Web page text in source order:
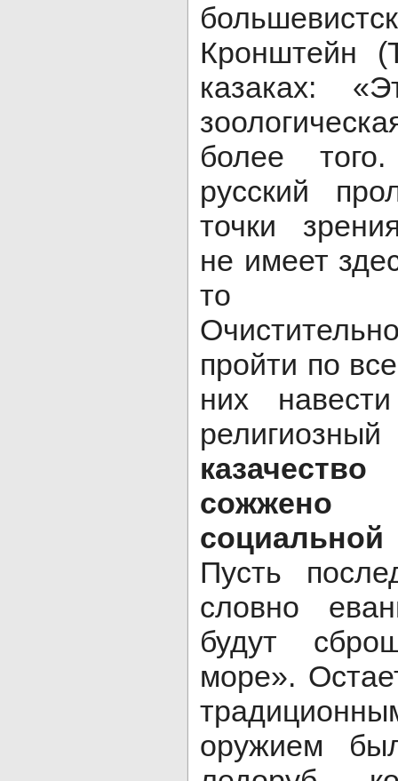
Кронштейн
казаках:
более
русский
точки
не имеет
то
пройти по
них
Пусть
словно
будут
море».
оружием